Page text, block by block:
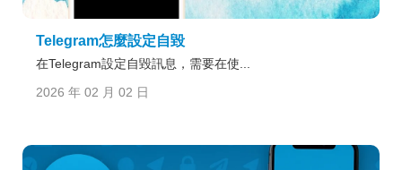
Telegram怎麼設定自毀
在Telegram設定自毀訊息，需要在使...
2026 年 02 月 02 日